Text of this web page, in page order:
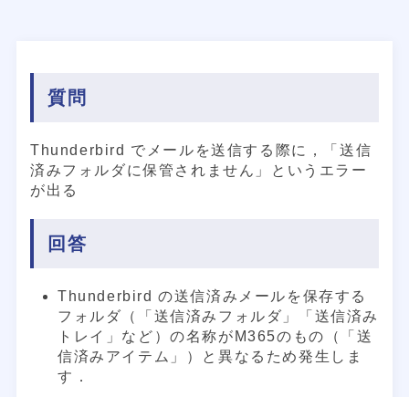
質問
Thunderbird でメールを送信する際に，「送信
済みフォルダに保管されません」というエラー
が出る
回答
Thunderbird の送信済みメールを保存する
フォルダ（「送信済みフォルダ」「送信済み
トレイ」など）の名称がM365のもの（「送
信済みアイテム」）と異なるため発生しま
す．